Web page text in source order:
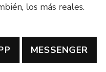
los más reales.
MESSENGER